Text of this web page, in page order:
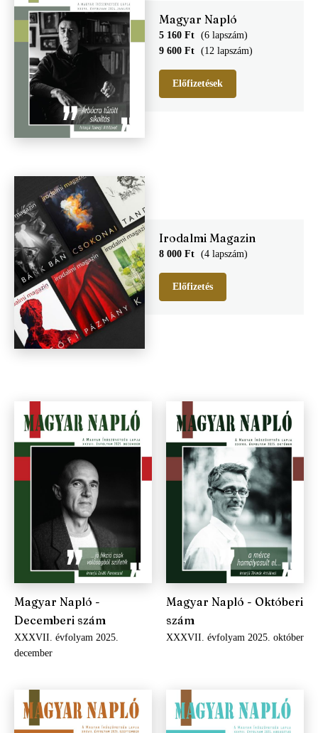
Irodalomtudomány
Szociográfia
Történelem
Világirodalom Magyar Napló
5 160 Ft (6 lapszám)
9 600 Ft (12 lapszám)
Előfizetések
Irodalmi Magazin
8 000 Ft (4 lapszám)
Előfizetés
Magyar Napló -
Decemberi szám
XXXVII. évfolyam 2025.
december
Magyar Napló - Októberi
szám
XXXVII. évfolyam 2025. október